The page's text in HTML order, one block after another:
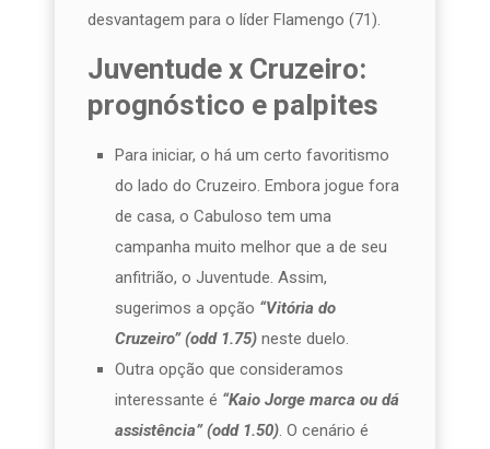
desvantagem para o líder Flamengo (71).
Juventude x Cruzeiro:
prognóstico e palpites
Para iniciar, o há um certo favoritismo
do lado do Cruzeiro. Embora jogue fora
de casa, o Cabuloso tem uma
campanha muito melhor que a de seu
anfitrião, o Juventude. Assim,
sugerimos a opção “Vitória do
Cruzeiro” (odd 1.75) neste duelo.
Outra opção que consideramos
interessante é “Kaio Jorge marca ou dá
assistência” (odd 1.50). O cenário é